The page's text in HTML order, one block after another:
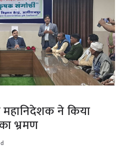
ने किया
भ्रमण